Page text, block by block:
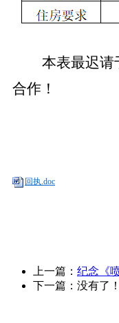
本表最迟请
合作！
回执.doc
上一篇： 纪念《
下一篇：没有了！